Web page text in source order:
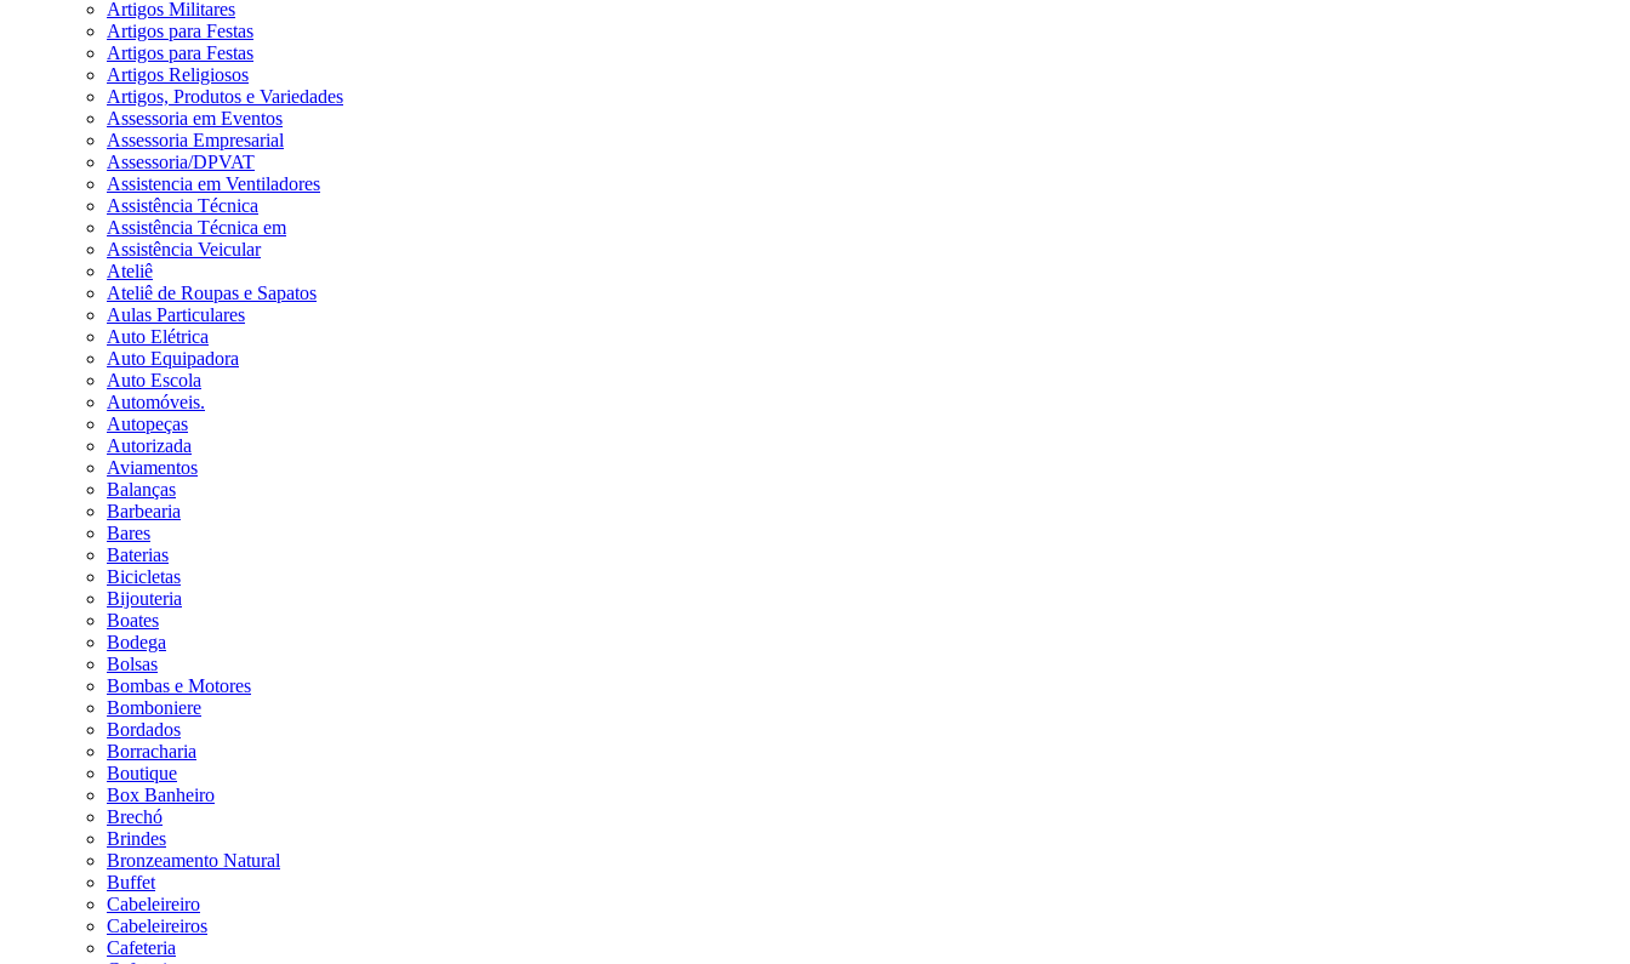
Artigos Militares
Artigos para Festas
Artigos para Festas
Artigos Religiosos
Artigos, Produtos e Variedades
Assessoria em Eventos
Assessoria Empresarial
Assessoria/DPVAT
Assistencia em Ventiladores
Assistência Técnica
Assistência Técnica em
Assistência Veicular
Ateliê
Ateliê de Roupas e Sapatos
Aulas Particulares
Auto Elétrica
Auto Equipadora
Auto Escola
Automóveis.
Autopeças
Autorizada
Aviamentos
Balanças
Barbearia
Bares
Baterias
Bicicletas
Bijouteria
Boates
Bodega
Bolsas
Bombas e Motores
Bomboniere
Bordados
Borracharia
Boutique
Box Banheiro
Brechó
Brindes
Bronzeamento Natural
Buffet
Cabeleireiro
Cabeleireiros
Cafeteria